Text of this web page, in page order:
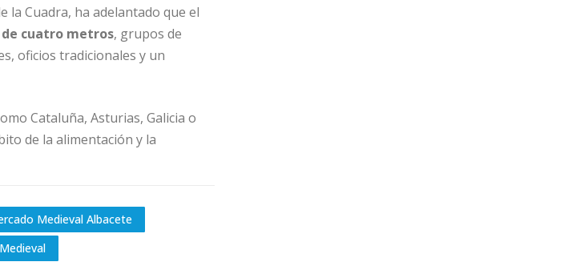
la Cuadra, ha adelantado que el
cuatro metros, grupos de
oficios tradicionales y un
Cataluña, Asturias, Galicia o
de la alimentación y la
Medieval Albacete